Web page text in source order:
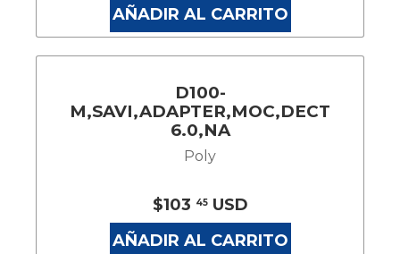
AÑADIR AL CARRITO
D100-
M,SAVI,ADAPTER,MOC,DECT
6.0,NA
Poly
$103 45USD
AÑADIR AL CARRITO